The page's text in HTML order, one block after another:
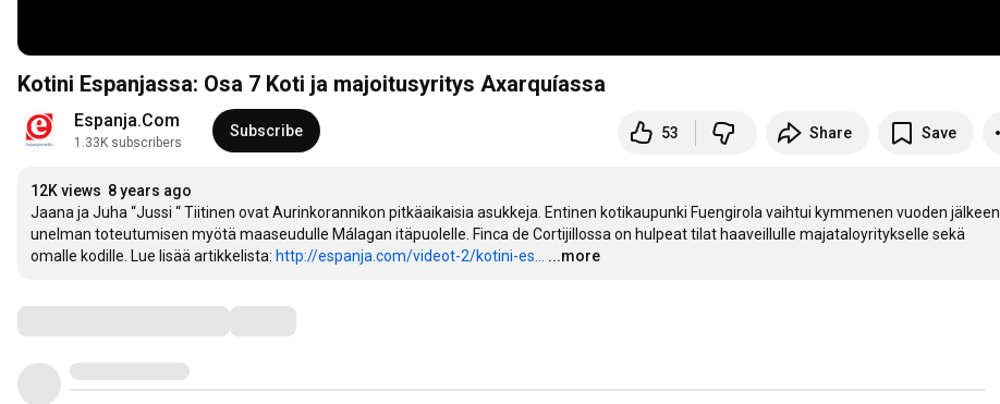
Kotini Espanjassa: Osa 7 Koti ja majoitusyritys Axarquíassa
Espanja.Com
1.33K subscribers
Subscribe 53 Share Save
12K views 8 years ago
Jaana ja Juha “Jussi “ Tiitinen ovat Aurinkorannikon pitkäaikaisia asukkeja. Entinen kotikaupunki Fuengirola vaihtui kymmenen vuoden jälkeen
unelman toteutumisen myötä maaseudulle Málagan itäpuolelle. Finca de Cortijillossa on hulpeat tilat haaveillulle majataloyritykselle sekä
omalle kodille. Lue lisää artikkelista: http://espanja.com/videot-2/kotini-es... ...more